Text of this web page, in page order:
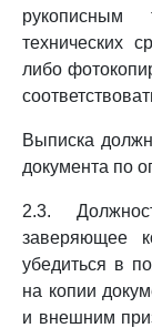
рукописным
технических
либо
Выписка
документа по
2.3.
заверяющее
убедиться в
на копии
и внешним